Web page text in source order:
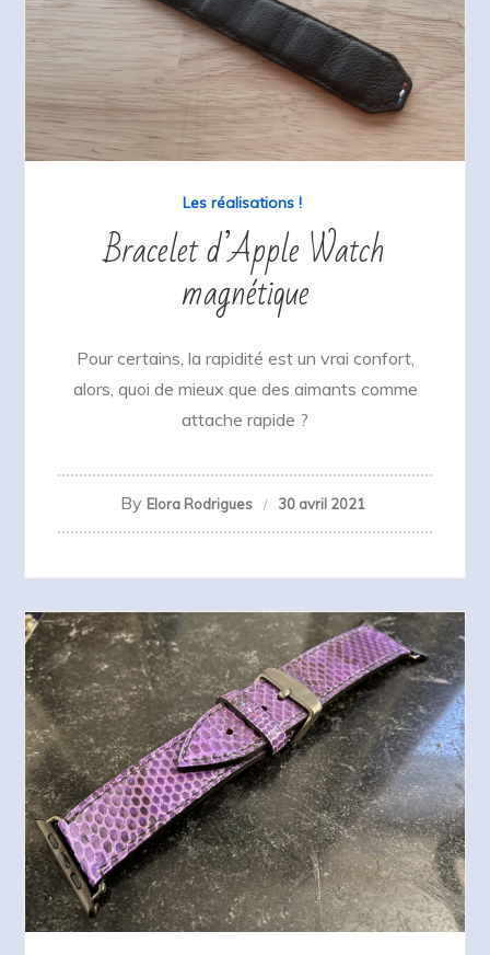
Les réalisations !
Bracelet d’Apple Watch
magnétique
Pour certains, la rapidité est un vrai confort,
alors, quoi de mieux que des aimants comme
attache rapide ?
By Elora Rodrigues 30 avril 2021